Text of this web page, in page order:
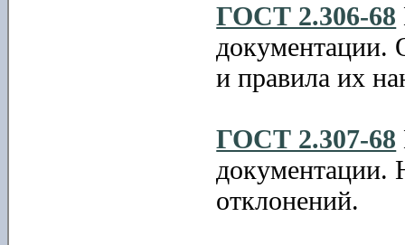
ГОСТ 2.306-68
документации.
и правила их
ГОСТ 2.307-68
документации.
отклонений.